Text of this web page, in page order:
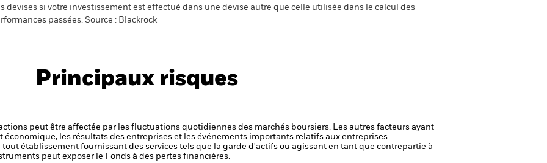
devises si votre investissement est effectué dans une devise autre que celle utilisée dans le calcul des
passées. Source : Blackrock
Principaux risques
peut être affectée par les fluctuations quotidiennes des marchés boursiers. Les autres facteurs ayant
les résultats des entreprises et les événements importants relatifs aux entreprises.
établissement fournissant des services tels que la garde d'actifs ou agissant en tant que contrepartie à
peut exposer le Fonds à des pertes financières.